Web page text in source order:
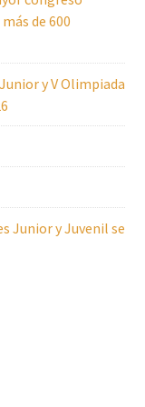
de 600
y V Olimpiada
Junior y Juvenil se